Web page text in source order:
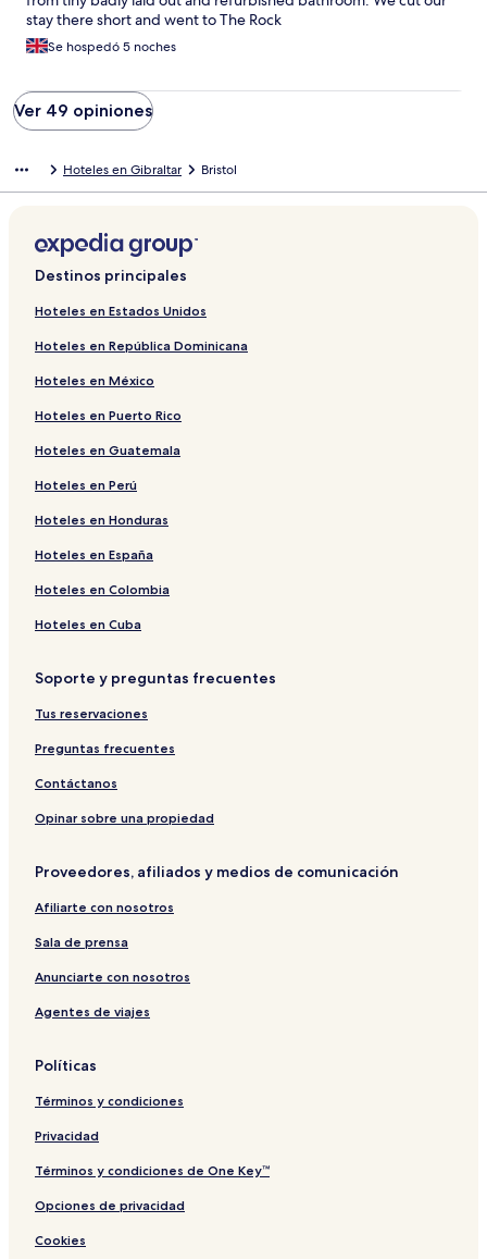
stay there short and went to The Rock
Se hospedó 5 noches
Ver 49 opiniones
Hoteles en Gibraltar Bristol
Destinos principales
Hoteles en Estados Unidos
Hoteles en República Dominicana
Hoteles en México
Hoteles en Puerto Rico
Hoteles en Guatemala
Hoteles en Perú
Hoteles en Honduras
Hoteles en España
Hoteles en Colombia
Hoteles en Cuba
Soporte y preguntas frecuentes
Tus reservaciones
Preguntas frecuentes
Contáctanos
Opinar sobre una propiedad
Proveedores, afiliados y medios de comunicación
Afiliarte con nosotros
Sala de prensa
Anunciarte con nosotros
Agentes de viajes
Políticas
Términos y condiciones
Privacidad
Términos y condiciones de One Key™
Opciones de privacidad
Cookies